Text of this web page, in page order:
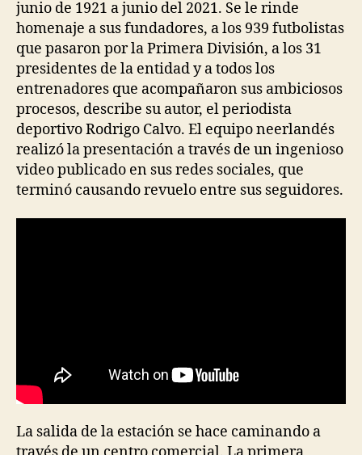
junio de 1921 a junio del 2021. Se le rinde
homenaje a sus fundadores, a los 939 futbolistas
que pasaron por la Primera División, a los 31
presidentes de la entidad y a todos los
entrenadores que acompañaron sus ambiciosos
procesos, describe su autor, el periodista
deportivo Rodrigo Calvo. El equipo neerlandés
realizó la presentación a través de un ingenioso
video publicado en sus redes sociales, que
terminó causando revuelo entre sus seguidores.
La salida de la estación se hace caminando a